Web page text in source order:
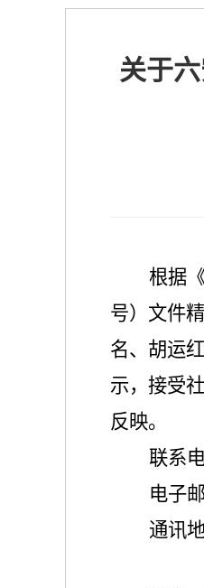
关于
根据
号）文件精
名、 胡运红
示，接受
反映。
联系
电子
通讯